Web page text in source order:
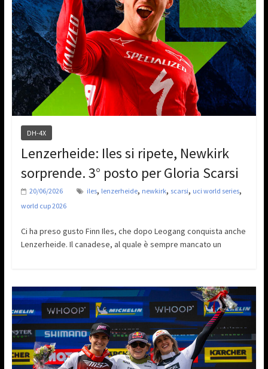
DH-4X
Lenzerheide: Iles si ripete, Newkirk
sorprende. 3° posto per Gloria Scarsi
20/06/2026 iles, lenzerheide, newkirk, scarsi, uci world series,
world cup 2026
Ci ha preso gusto Finn Iles, che dopo Leogang conquista anche
Lenzerheide. Il canadese, al quale è sempre mancato un